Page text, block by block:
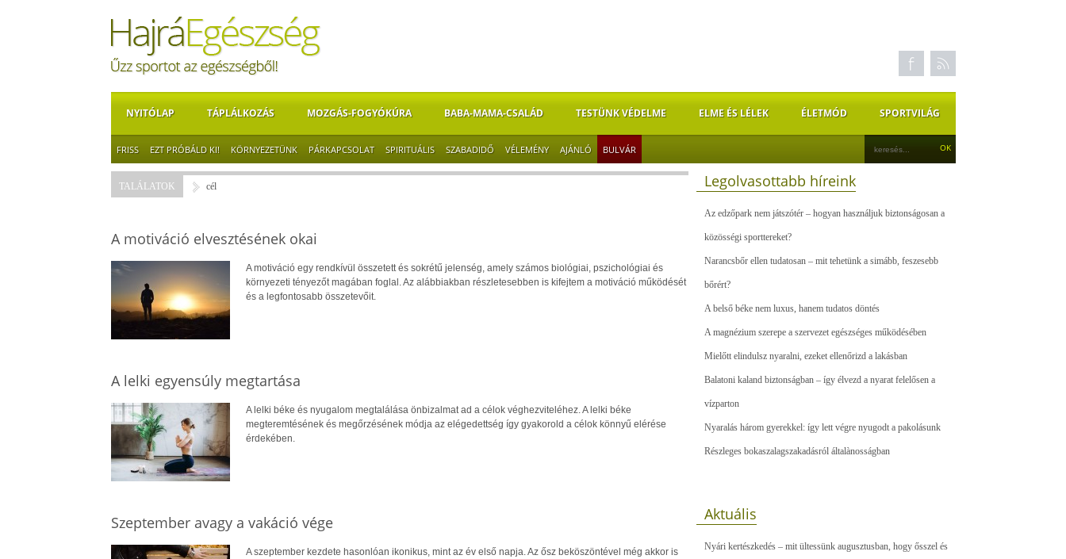
NYITÓLAP TÁPLÁLKOZÁS MOZGÁS-FOGYÓKÚRA BABA-MAMA-CSALÁD TESTÜNK VÉDELME ELME ÉS LÉLEK ÉLETMÓD SPORTVILÁG
FRISS EZT PRÓBÁLD KI! KÖRNYEZETÜNK PÁRKAPCSOLAT SPIRITUÁLIS SZABADIDŐ VÉLEMÉNY AJÁNLÓ BULVÁR
TALÁLATOK cél
A motiváció elvesztésének okai
A motiváció egy rendkívül összetett és sokrétű jelenség, amely számos biológiai, pszichológiai és
környezeti tényezőt magában foglal. Az alábbiakban részletesebben is kifejtem a motiváció működését
és a legfontosabb összetevőit.
A lelki egyensúly megtartása
A lelki béke és nyugalom megtalálása önbizalmat ad a célok véghezviteléhez. A lelki béke
megteremtésének és megőrzésének módja az elégedettség így gyakorold a célok könnyű elérése
érdekében.
Szeptember avagy a vakáció vége
A szeptember kezdete hasonlóan ikonikus, mint az év első napja. Az ősz beköszöntével még akkor is
Legolvasottabb híreink
Az edzőpark nem játszótér – hogyan használjuk biztonságosan a
közösségi sporttereket?
Narancsbőr ellen tudatosan – mit tehetünk a simább, feszesebb
bőrért?
A belső béke nem luxus, hanem tudatos döntés
A magnézium szerepe a szervezet egészséges működésében
Mielőtt elindulsz nyaralni, ezeket ellenőrizd a lakásban
Balatoni kaland biztonságban – így élvezd a nyarat felelősen a
vízparton
Nyaralás három gyerekkel: így lett végre nyugodt a pakolásunk
Részleges bokaszalagszakadásról általànosságban
Aktuális
Nyári kertészkedés – mit ültessünk augusztusban, hogy ősszel és